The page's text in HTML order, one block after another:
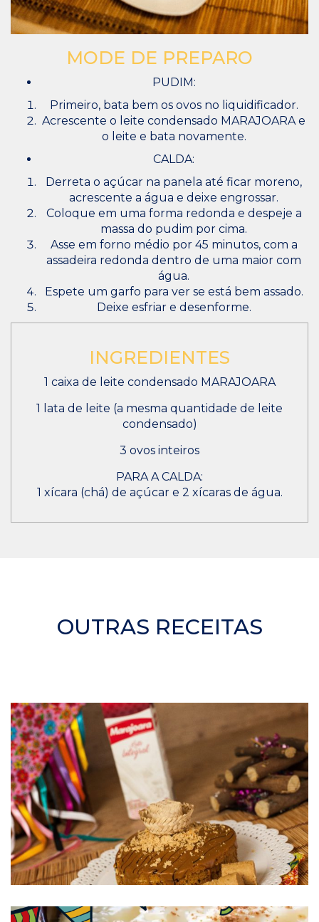
MODE DE PREPARO
PUDIM:
Primeiro, bata bem os ovos no liquidificador.
Acrescente o leite condensado MARAJOARA e
o leite e bata novamente.
CALDA:
Derreta o açúcar na panela até ficar moreno,
acrescente a água e deixe engrossar.
Coloque em uma forma redonda e despeje a
massa do pudim por cima.
Asse em forno médio por 45 minutos, com a
assadeira redonda dentro de uma maior com
água.
Espete um garfo para ver se está bem assado.
Deixe esfriar e desenforme.
INGREDIENTES
1 caixa de leite condensado MARAJOARA
1 lata de leite (a mesma quantidade de leite
condensado)
3 ovos inteiros
PARA A CALDA:
1 xícara (chá) de açúcar e 2 xícaras de água.
OUTRAS RECEITAS